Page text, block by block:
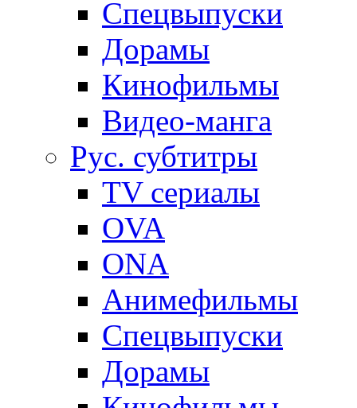
Спецвыпуски
Дорамы
Кинофильмы
Видео-манга
Рус. субтитры
TV сериалы
OVA
ONA
Анимефильмы
Спецвыпуски
Дорамы